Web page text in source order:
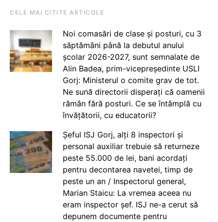
CELE MAI CITITE ARTICOLE
Noi comasări de clase și posturi, cu 3
săptămâni până la debutul anului
școlar 2026-2027, sunt semnalate de
Alin Badea, prim-vicepreședinte USLI
Gorj: Ministerul o comite grav de tot.
Ne sună directorii disperați că oamenii
rămân fără posturi. Ce se întâmplă cu
învățătorii, cu educatorii?
Șeful ISJ Gorj, alți 8 inspectori și
personal auxiliar trebuie să returneze
peste 55.000 de lei, bani acordați
pentru decontarea navetei, timp de
peste un an / Inspectorul general,
Marian Staicu: La vremea aceea nu
eram inspector șef. ISJ ne-a cerut să
depunem documente pentru